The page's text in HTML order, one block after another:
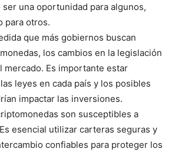
una oportunidad para algunos,
para otros.
que más gobiernos buscan
los cambios en la legislación
mercado. Es importante estar
leyes en cada país y los posibles
impactar las inversiones.
son susceptibles a
esencial utilizar carteras seguras y
confiables para proteger los